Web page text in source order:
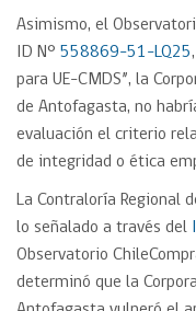
Asimismo, el
ID N° 558869-51-LQ25
para UE-CMDS”, la
de Antofagasta, no
evaluación el criterio
de integridad o ética
La Contraloría Regional
lo señalado a través del
Observatorio
determinó que la